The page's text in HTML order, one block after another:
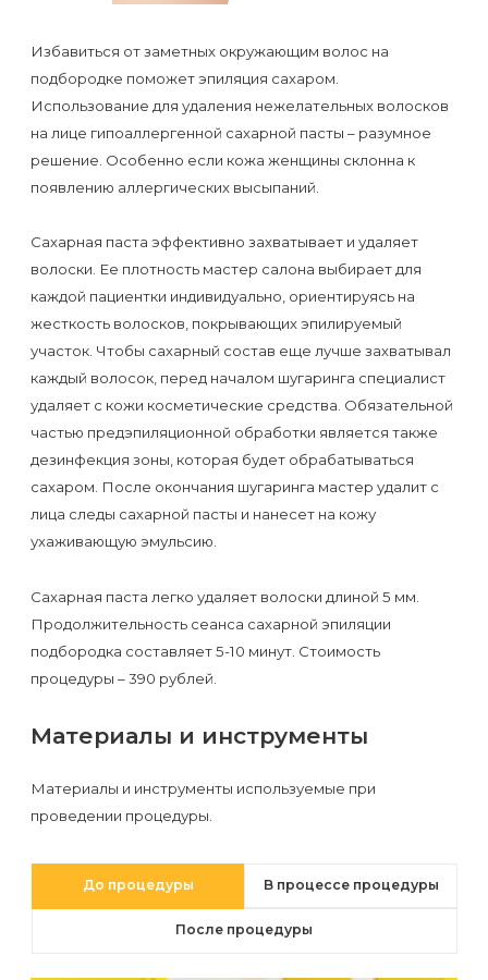
Мужская
депиляция
Бикини-
и
инструменты
Оборудование
Партнерство
Администраторы
Контакты
Вопросы-
ответы
Статьи
Форум
сайта
к
процедуре
воском
или
Эпиляция
Сфинксе
и
Формула-1
Эпиляция
раз
важным
событием
к
Что
Избавиться от заметных окружающим волос на
подбородке поможет эпиляция сахаром.
Использование для удаления нежелательных волосков
на лице гипоаллергенной сахарной пасты – разумное
решение. Особенно если кожа женщины склонна к
появлению аллергических высыпаний.
Сахарная паста эффективно захватывает и удаляет
волоски. Ее плотность мастер салона выбирает для
каждой пациентки индивидуально, ориентируясь на
жесткость волосков, покрывающих эпилируемый
участок. Чтобы сахарный состав еще лучше захватывал
каждый волосок, перед началом шугаринга специалист
удаляет с кожи косметические средства. Обязательной
частью предэпиляционной обработки является также
дезинфекция зоны, которая будет обрабатываться
сахаром. После окончания шугаринга мастер удалит с
лица следы сахарной пасты и нанесет на кожу
ухаживающую эмульсию.
Сахарная паста легко удаляет волоски длиной 5 мм.
Продолжительность сеанса сахарной эпиляции
подбородка составляет 5-10 минут. Стоимость
процедуры – 390 рублей.
Материалы и инструменты
Материалы и инструменты используемые при
проведении процедуры.
До процедуры В процессе процедуры
После процедуры